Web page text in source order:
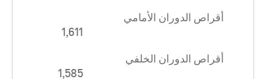
أقراص الدوران الأمامي
1,611
أقراص الدوران الخلفي
1,585